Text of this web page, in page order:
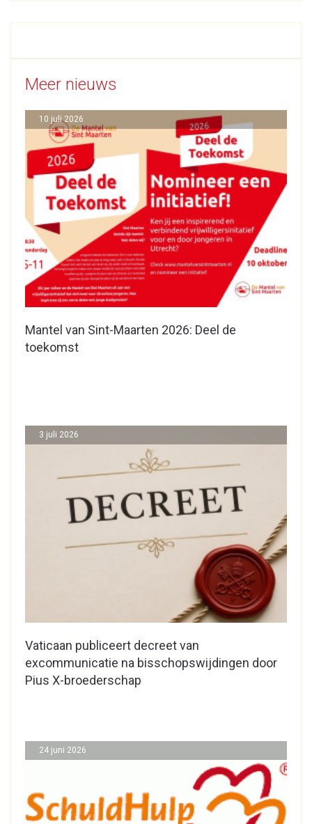
Meer nieuws
Mantel van Sint-Maarten 2026: Deel de
toekomst
10 juli 2026
Vaticaan publiceert decreet van
excommunicatie na bisschopswijdingen door
Pius X-broederschap
3 juli 2026
24 juni 2026